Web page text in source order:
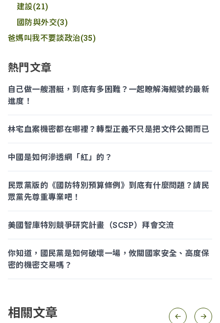
建設(21)
國防與外交(3)
爸媽叫我不要談政治(35)
熱門文章
自己做一艘潛艇，到底有多困難？一起瞭解海鯤號的最新
進度！
林宅血案機密都在哪裡？轉型正義不只是把文件公開而已
中國是如何滲透網「紅」的？
民眾黨版的《國防特別預算條例》到底有什麼問題？請民
眾黨先尊重專業吧！
美國智庫特別競爭研究計畫（SCSP）拜會交流
你知道，國民黨是如何破壞一場，攸關國家安全、高度保
密的機密交易嗎？
相關文章